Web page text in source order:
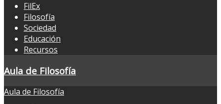
FilEx
Filosofía
Sociedad
Educación
Recursos
Aula de Filosofía
Aula de Filosofía